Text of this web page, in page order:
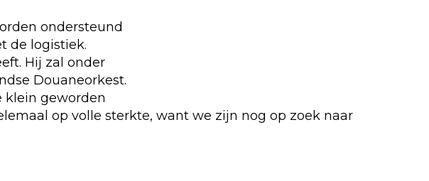
ondersteund
de logistiek.
Hij zal onder
Douaneorkest.
klein geworden
op volle sterkte, want we zijn nog op zoek naar